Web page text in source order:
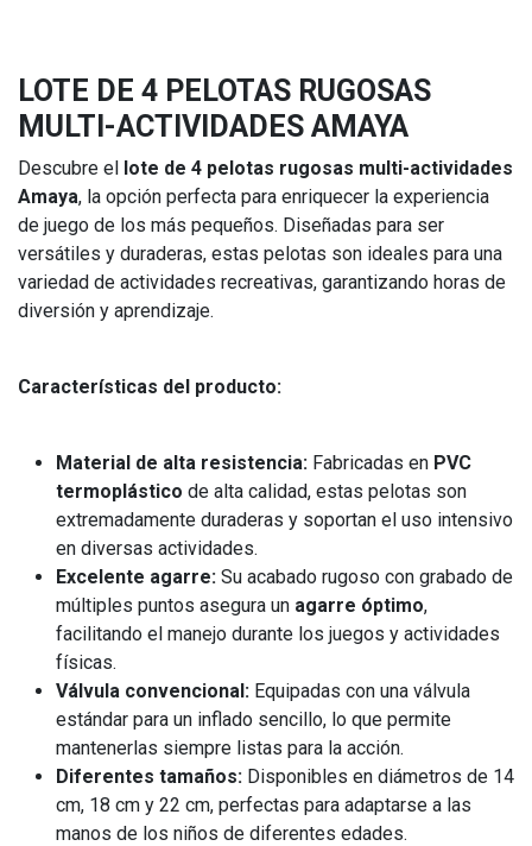
LOTE DE 4 PELOTAS RUGOSAS
MULTI-ACTIVIDADES AMAYA
Descubre el lote de 4 pelotas rugosas multi-actividades
Amaya, la opción perfecta para enriquecer la experiencia
de juego de los más pequeños. Diseñadas para ser
versátiles y duraderas, estas pelotas son ideales para una
variedad de actividades recreativas, garantizando horas de
diversión y aprendizaje.
Características del producto:
Material de alta resistencia: Fabricadas en PVC
termoplástico de alta calidad, estas pelotas son
extremadamente duraderas y soportan el uso intensivo
en diversas actividades.
Excelente agarre: Su acabado rugoso con grabado de
múltiples puntos asegura un agarre óptimo,
facilitando el manejo durante los juegos y actividades
físicas.
Válvula convencional: Equipadas con una válvula
estándar para un inflado sencillo, lo que permite
mantenerlas siempre listas para la acción.
Diferentes tamaños: Disponibles en diámetros de 14
cm, 18 cm y 22 cm, perfectas para adaptarse a las
manos de los niños de diferentes edades.